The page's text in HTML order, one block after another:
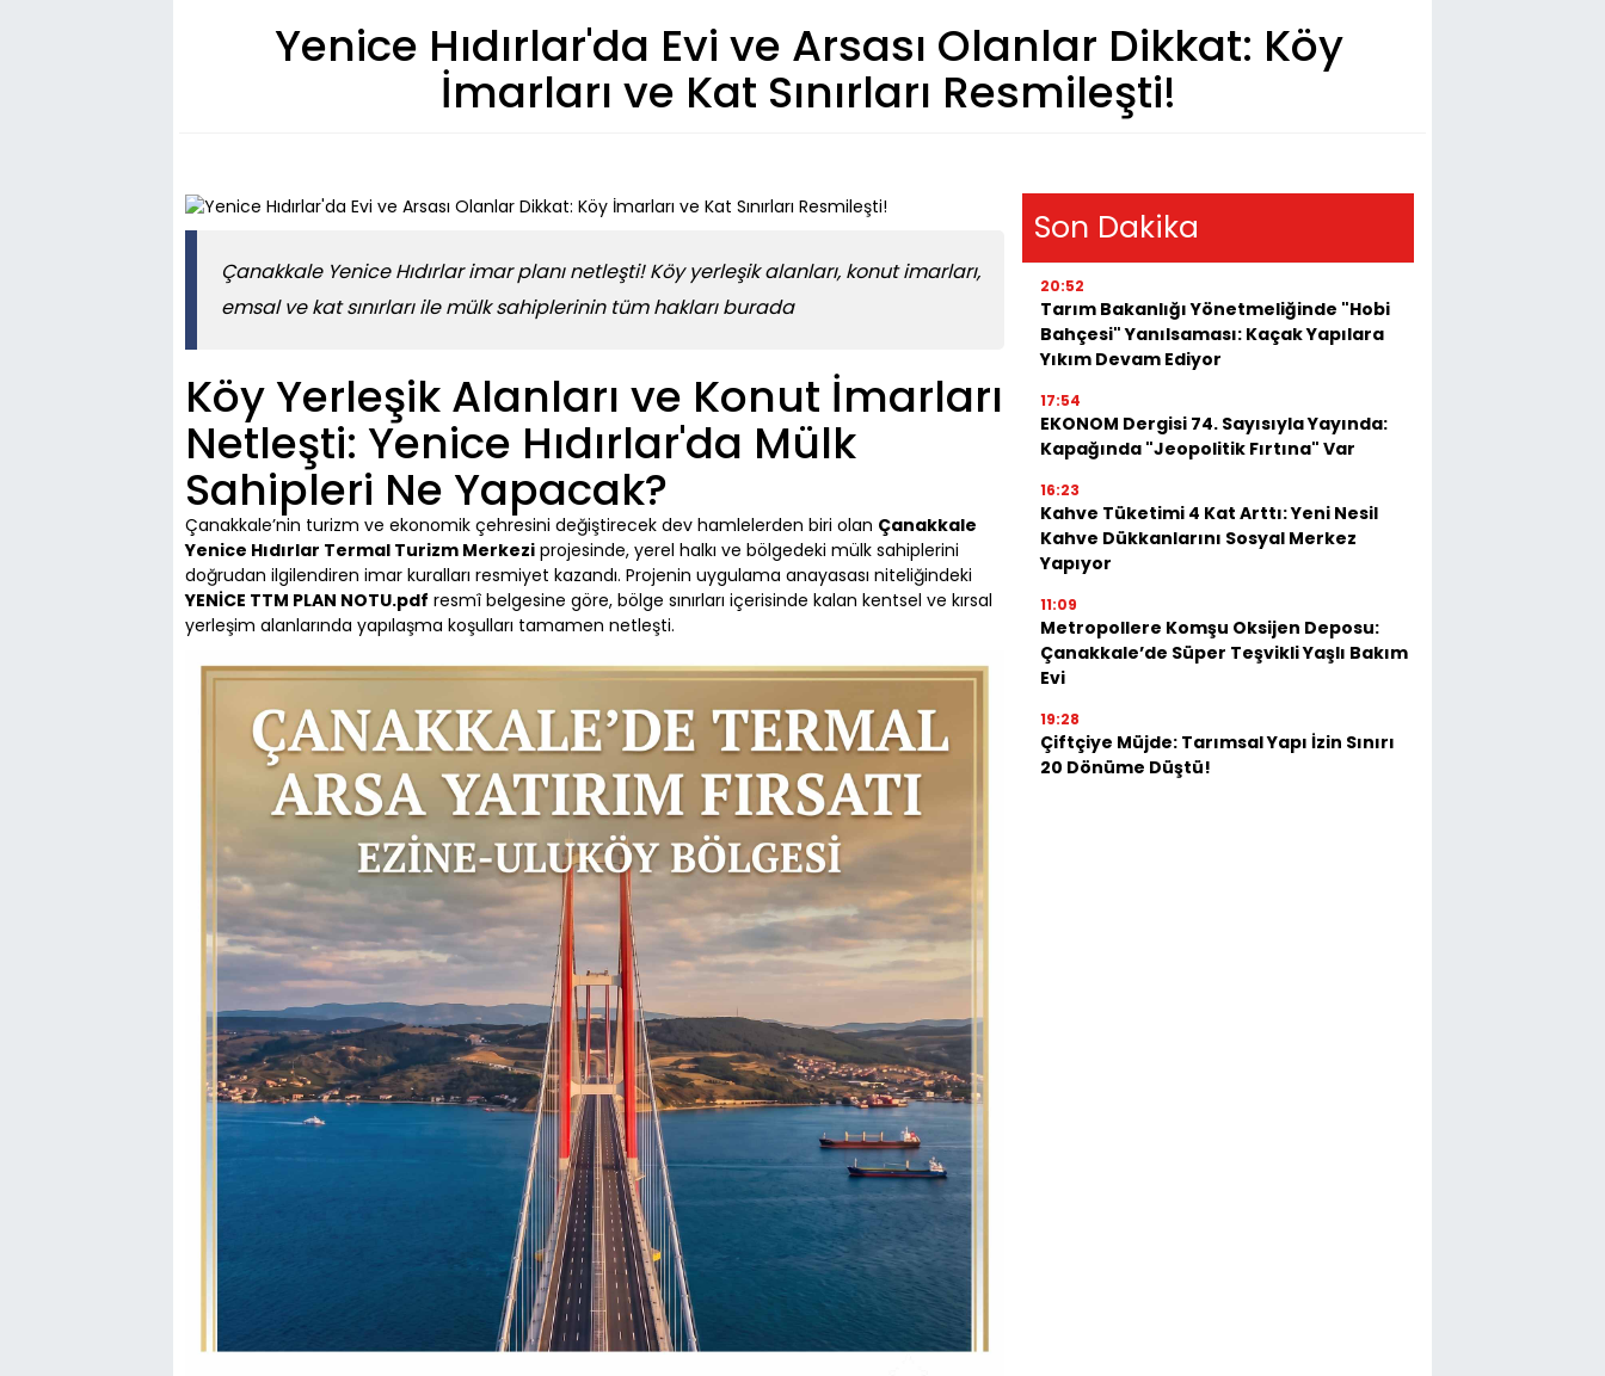
Yenice Hıdırlar'da Evi ve Arsası Olanlar Dikkat: Köy
İmarları ve Kat Sınırları Resmileşti!
Çanakkale Yenice Hıdırlar imar planı netleşti! Köy yerleşik alanları, konut imarları,
emsal ve kat sınırları ile mülk sahiplerinin tüm hakları burada
Köy Yerleşik Alanları ve Konut İmarları
Netleşti: Yenice Hıdırlar'da Mülk
Sahipleri Ne Yapacak?
Çanakkale’nin turizm ve ekonomik çehresini değiştirecek dev hamlelerden biri olan Çanakkale
Yenice Hıdırlar Termal Turizm Merkezi projesinde, yerel halkı ve bölgedeki mülk sahiplerini
doğrudan ilgilendiren imar kuralları resmiyet kazandı. Projenin uygulama anayasası niteliğindeki
YENİCE TTM PLAN NOTU.pdf resmî belgesine göre, bölge sınırları içerisinde kalan kentsel ve kırsal
yerleşim alanlarında yapılaşma koşulları tamamen netleşti.
Son Dakika
20:52
Tarım Bakanlığı Yönetmeliğinde "Hobi
Bahçesi" Yanılsaması: Kaçak Yapılara
Yıkım Devam Ediyor
17:54
EKONOM Dergisi 74. Sayısıyla Yayında:
Kapağında "Jeopolitik Fırtına" Var
16:23
Kahve Tüketimi 4 Kat Arttı: Yeni Nesil
Kahve Dükkanlarını Sosyal Merkez
Yapıyor
11:09
Metropollere Komşu Oksijen Deposu:
Çanakkale’de Süper Teşvikli Yaşlı Bakım
Evi
19:28
Çiftçiye Müjde: Tarımsal Yapı İzin Sınırı
20 Dönüme Düştü!